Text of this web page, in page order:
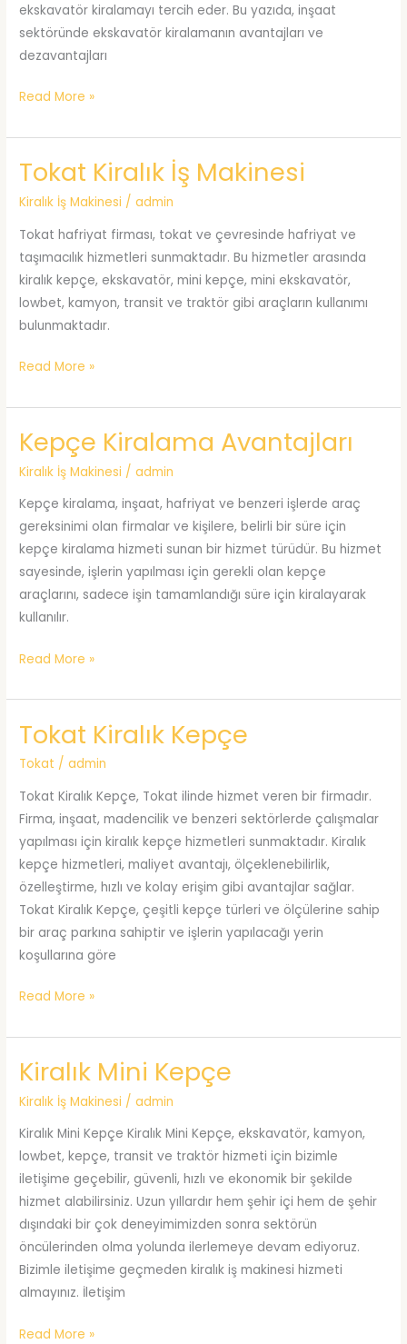
ekskavatör kiralamayı tercih eder. Bu yazıda, inşaat
sektöründe ekskavatör kiralamanın avantajları ve
dezavantajları
İnşaat
Ekskavatör
Kiralama:
ve
Dezavantajlar
Read More »
Tokat Kiralık İş Makinesi
Kiralık İş Makinesi /admin
Tokat hafriyat firması, tokat ve çevresinde hafriyat ve
taşımacılık hizmetleri sunmaktadır. Bu hizmetler arasında
kiralık kepçe, ekskavatör, mini kepçe, mini ekskavatör,
lowbet, kamyon, transit ve traktör gibi araçların kullanımı
bulunmaktadır.
Tokat
İş
Makinesi
Read More »
Kepçe Kiralama Avantajları
Kiralık İş Makinesi /admin
Kepçe kiralama, inşaat, hafriyat ve benzeri işlerde araç
gereksinimi olan firmalar ve kişilere, belirli bir süre için
kepçe kiralama hizmeti sunan bir hizmet türüdür. Bu hizmet
sayesinde, işlerin yapılması için gerekli olan kepçe
araçlarını, sadece işin tamamlandığı süre için kiralayarak
kullanılır.
Kepçe
Avantajları
Read More »
Tokat Kiralık Kepçe
Tokat /admin
Tokat Kiralık Kepçe, Tokat ilinde hizmet veren bir firmadır.
Firma, inşaat, madencilik ve benzeri sektörlerde çalışmalar
yapılması için kiralık kepçe hizmetleri sunmaktadır. Kiralık
kepçe hizmetleri, maliyet avantajı, ölçeklenebilirlik,
özelleştirme, hızlı ve kolay erişim gibi avantajlar sağlar.
Tokat Kiralık Kepçe, çeşitli kepçe türleri ve ölçülerine sahip
bir araç parkına sahiptir ve işlerin yapılacağı yerin
koşullarına göre
Tokat
Kepçe
Read More »
Kiralık Mini Kepçe
Kiralık İş Makinesi /admin
Kiralık Mini Kepçe Kiralık Mini Kepçe, ekskavatör, kamyon,
lowbet, kepçe, transit ve traktör hizmeti için bizimle
iletişime geçebilir, güvenli, hızlı ve ekonomik bir şekilde
hizmet alabilirsiniz. Uzun yıllardır hem şehir içi hem de şehir
dışındaki bir çok deneyimimizden sonra sektörün
öncülerinden olma yolunda ilerlemeye devam ediyoruz.
Bizimle iletişime geçmeden kiralık iş makinesi hizmeti
almayınız. İletişim
Kiralık
Read More »